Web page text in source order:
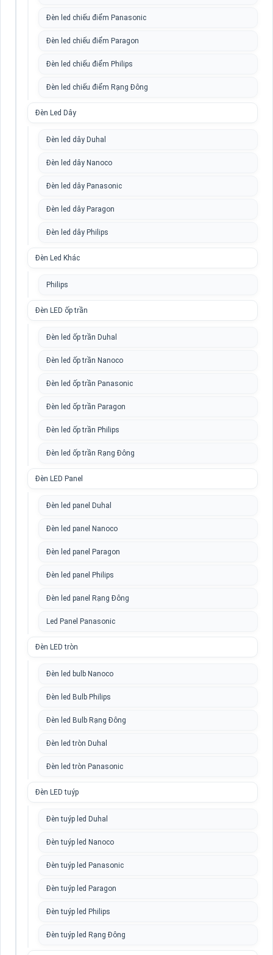
Đèn led chiếu điểm Panasonic
Đèn led chiếu điểm Paragon
Đèn led chiếu điểm Philips
Đèn led chiếu điểm Rạng Đông
Đèn Led Dây
Đèn led dây Duhal
Đèn led dây Nanoco
Đèn led dây Panasonic
Đèn led dây Paragon
Đèn led dây Philips
Đèn Led Khác
Philips
Đèn LED ốp trần
Đèn led ốp trần Duhal
Đèn led ốp trần Nanoco
Đèn led ốp trần Panasonic
Đèn led ốp trần Paragon
Đèn led ốp trần Philips
Đèn led ốp trần Rạng Đông
Đèn LED Panel
Đèn led panel Duhal
Đèn led panel Nanoco
Đèn led panel Paragon
Đèn led panel Philips
Đèn led panel Rạng Đông
Led Panel Panasonic
Đèn LED tròn
Đèn led bulb Nanoco
Đèn led Bulb Philips
Đèn led Bulb Rạng Đông
Đèn led tròn Duhal
Đèn led tròn Panasonic
Đèn LED tuýp
Đèn tuýp led Duhal
Đèn tuýp led Nanoco
Đèn tuýp led Panasonic
Đèn tuýp led Paragon
Đèn tuýp led Philips
Đèn tuýp led Rạng Đông